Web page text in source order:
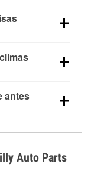
la mitad de
°F, lo que
y la nieve
visibilidad.
baja la
sobre
antes
de frío
protección
To.
Auto Parts